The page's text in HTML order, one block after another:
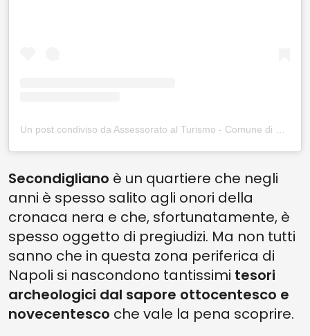
Secondigliano è un quartiere che negli
anni è spesso salito agli onori della
cronaca nera e che, sfortunatamente, è
spesso oggetto di pregiudizi. Ma non tutti
sanno che in questa zona periferica di
Napoli si nascondono tantissimi tesori
archeologici dal sapore ottocentesco e
novecentesco che vale la pena scoprire.